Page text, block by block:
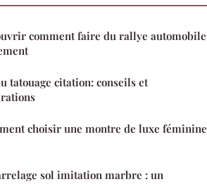
comment faire du rallye automobile
tatouage citation: conseils et
choisir une montre de luxe féminine
sol imitation marbre : un